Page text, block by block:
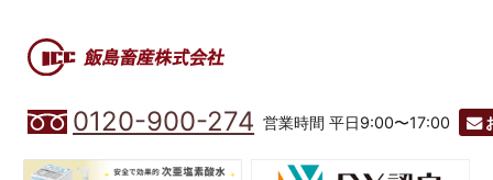
0120-900-274 営業時間 平日9:00〜17:00